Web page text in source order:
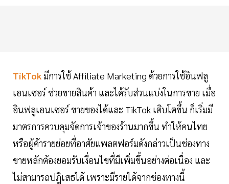
TikTokมีการใช้ Affiliate Marketing ด้วยการใช้อินฟลู
เอนเซอร์ ช่วยขายสินค้า และได้รับส่วนแบ่งในการขาย เมื่อ
อินฟลูเอนเซอร์ ขายของได้และ TikTok เติบโตขึ้น ก็เริ่มมี
มาตรการควบคุมจัดการเจ้าของร้านมากขึ้น ทำให้คนไทย
หรือผู้ค้ารายย่อยที่อาศัยแพลตฟอร์มดังกล่าวเป็นช่องทาง
ขายหลักต้องยอมรับเงื่อนไขที่มีเพิ่มขึ้นอย่างต่อเนื่อง และ
ไม่สามารถปฎิเสธได้ เพราะมีรายได้จากช่องทางนี้